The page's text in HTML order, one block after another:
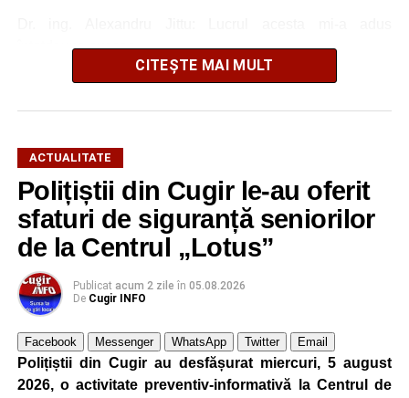
întotdeuna succes
„Nu am lucrat niciodată pentru guverne. În România am
lucrat la Uzina Mecanică Cugir care era întreprindere de
și aici bugetele sunt ale firmelor. Foarte mulți dintre
foarte mult pentru că eu nu am început niciodată un
proiect, o comandă, din ziua în care mi s-a dat, ci am
început planificarea livrării din ziua în care trebuia să
încep producția. Lucrul acesta mi-a dat întotdeuna succes.
Dacă nu te implici 150% într-un proiect, ai mare șanse să
ratezi”.
Elon Musk mi-a strâns mâna de trei ori
„Am avut șansă să lucrez pentru Elon Musk. Mi-a strâns
CITEȘTE MAI MULT
ACTUALITATE
Polițiștii din Cugir le-au oferit
sfaturi de siguranță seniorilor
de la Centrul „Lotus”
Publicat acum 2 zile în 05.08.2026
De Cugir INFO
Facebook Messenger WhatsApp Twitter Email
Polițiștii din Cugir au desfășurat miercuri, 5 august
2026, o activitate preventiv-informativă la Centrul de